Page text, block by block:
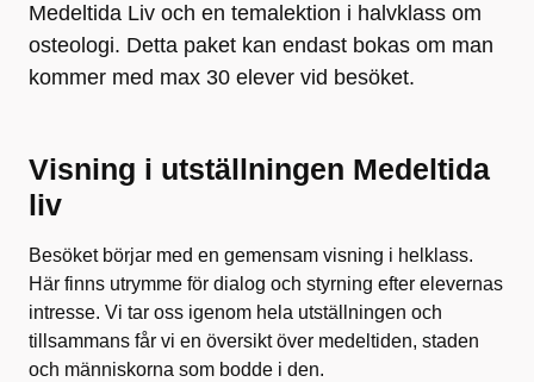
Medeltida Liv och en temalektion i halvklass om
osteologi. Detta paket kan endast bokas om man
kommer med max 30 elever vid besöket.
Visning i utställningen Medeltida
liv
Besöket börjar med en gemensam visning i helklass.
Här finns utrymme för dialog och styrning efter elevernas
intresse. Vi tar oss igenom hela utställningen och
tillsammans får vi en översikt över medeltiden, staden
och människorna som bodde i den.